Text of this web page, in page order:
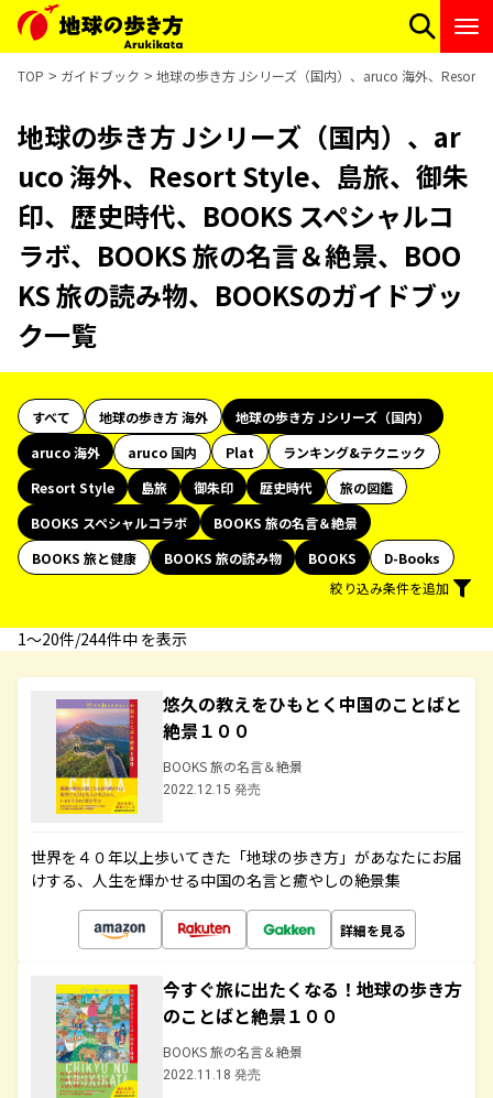
TOP ガイドブック 地球の歩き方 Jシリーズ（国内）、aruco 海外、Resort
地球の歩き方 Jシリーズ（国内）、ar
uco 海外、Resort Style、島旅、御朱
印、歴史時代、BOOKS スペシャルコ
ラボ、BOOKS 旅の名言＆絶景、BOO
KS 旅の読み物、BOOKSのガイドブッ
ク一覧
すべて 地球の歩き方 海外
地球の歩き方 Jシリーズ（国内）
aruco 海外
aruco 国内 Plat
ランキング&テクニック
Resort Style
島旅 御朱印 歴史時代
旅の図鑑
BOOKS スペシャルコラボ
BOOKS 旅の名言＆絶景
BOOKS 旅と健康
BOOKS 旅の読み物 BOOKS
D-Books
絞り込み条件を追加
1〜20件/244件中 を表示
悠久の教えをひもとく中国のことばと
絶景１００
BOOKS 旅の名言＆絶景
2022.12.15 発売
世界を４０年以上歩いてきた「地球の歩き方」があなたにお届
けする、人生を輝かせる中国の名言と癒やしの絶景集
詳細を見る
今すぐ旅に出たくなる！地球の歩き方
のことばと絶景１００
BOOKS 旅の名言＆絶景
2022.11.18 発売